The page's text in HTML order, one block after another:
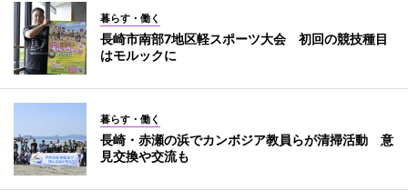
暮らす・働く
長崎市南部7地区軽スポーツ大会 初回の競技種目
はモルックに
暮らす・働く
長崎・赤瀬の浜でカンボジア教員らが清掃活動 意
見交換や交流も